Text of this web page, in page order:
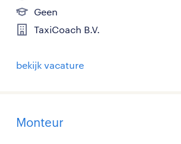
Geen
TaxiCoach B.V.
bekijk vacature
Monteur